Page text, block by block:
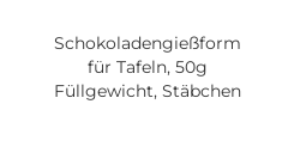
Schokoladengießform
für Tafeln, 50g
Füllgewicht, Stäbchen